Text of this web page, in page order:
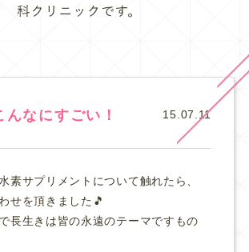
んなにすごい！ 15.07.11
素サプリメントについて触れたら、
せを頂きました🎵
長生きは皆の永遠のテーマですもの